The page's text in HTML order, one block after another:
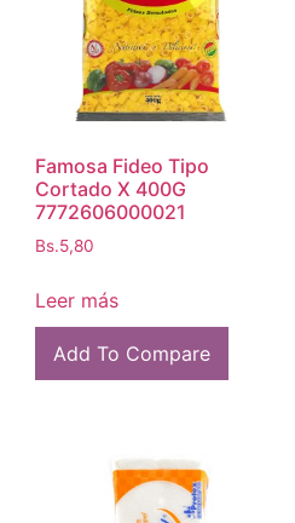
Famosa Fideo Tipo
Cortado X 400G
7772606000021
Bs.5,80
Leer más
Add To Compare